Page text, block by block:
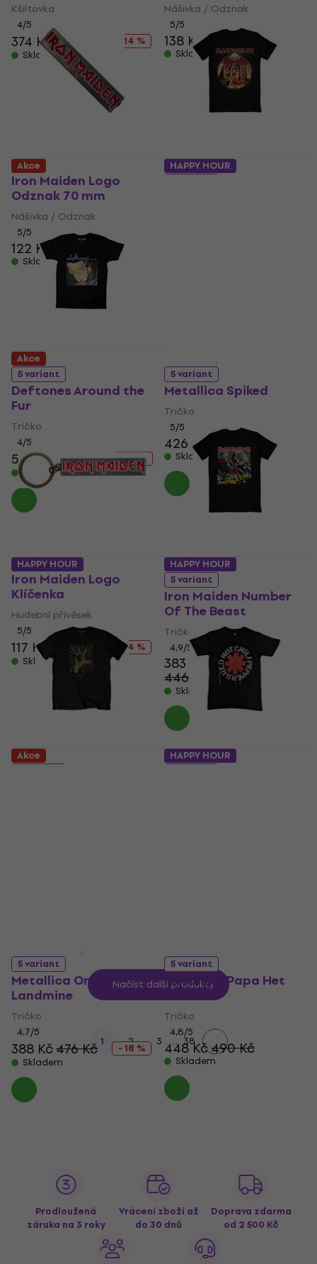
Kšiltovka
4/5
374 Kč436 Kč
- 14 %
Skladem
Nášivka / Odznak
5/5
138 Kč151 Kč
Skladem
Iron Maiden Logo
Odznak 70 mm
Nášivka / Odznak
5/5
122 Kč
Skladem
Akce
5 variant
Deftones Around the
Fur
Tričko
4/5
570 Kč650 Kč
- 12 %
Skladem
HAPPY HOUR
5 variant
Metallica Spiked
Tričko
5/5
426 Kč 472 Kč
Skladem
Akce
Iron Maiden Logo
Klíčenka
Hudební přívěsek
5/5
117 Kč 208 Kč
- 44 %
Skladem
5 variant
Iron Maiden Number
Of The Beast
Tričko
4,9/5
383 Kč
446 Kč
- 14 %
Skladem
HAPPY HOUR HAPPY HOUR
Akce
5 variant
Metallica One
Landmine
Tričko
4,7/5
388 Kč476 Kč
- 18 %
Skladem
HAPPY HOUR
5 variant
Metallica Papa Het
Guitar
Tričko
4,8/5
448 Kč490 Kč
Skladem
Načíst další produkty
1 2 3 ... 38
Prodloužená
záruka na 3 roky
Vrácení zboží až
do 30 dnů
Doprava zdarma
od 2 500 Kč